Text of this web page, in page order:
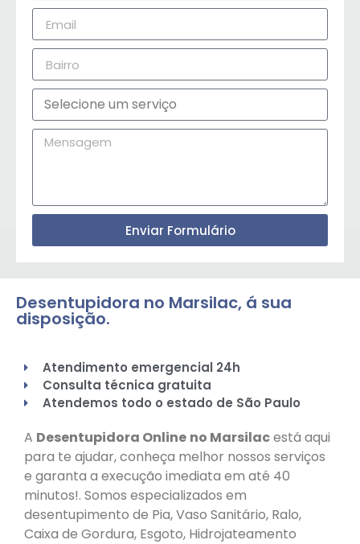
Enviar Formulário
Desentupidora no Marsilac, á sua
disposição.
Atendimento emergencial 24h
Consulta técnica gratuita
Atendemos todo o estado de São Paulo
A Desentupidora Online no Marsilacestá aqui
para te ajudar, conheça melhor nossos serviços
e garanta a execução imediata em até 40
minutos!. Somos especializados em
desentupimento de Pia, Vaso Sanitário, Ralo,
Caixa de Gordura, Esgoto, Hidrojateamento